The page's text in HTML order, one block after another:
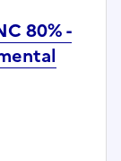
80% -